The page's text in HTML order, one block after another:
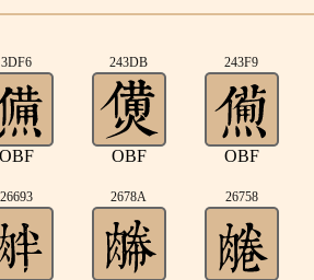
3DF6
OBF
243DB
OBF
243F9
OBF
26693 2678A 26758